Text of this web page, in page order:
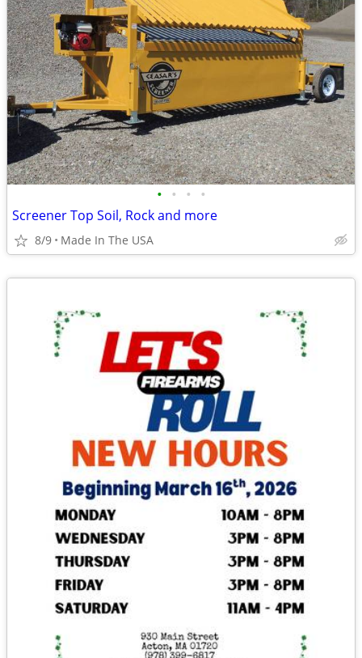
• • • •
Screener Top Soil, Rock and more
8/9 Made In The USA